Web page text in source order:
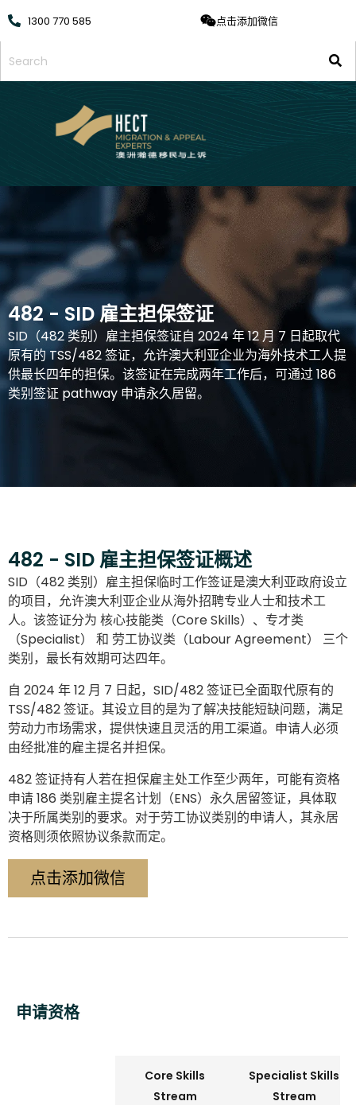
1300 770 585 点击添加微信
482 - SID 雇主担保签证
SID（482 类别）雇主担保签证自 2024 年 12 月 7 日起取代
原有的 TSS/482 签证，允许澳大利亚企业为海外技术工人提
供最长四年的担保。该签证在完成两年工作后，可通过 186
类别签证 pathway 申请永久居留。
482 - SID 雇主担保签证概述
SID（482 类别）雇主担保临时工作签证是澳大利亚政府设立
的项目，允许澳大利亚企业从海外招聘专业人士和技术工
人。该签证分为 核心技能类（Core Skills） 、 专才类
（Specialist）
和 劳工协议类（Labour Agreement）
三个
类别，最长有效期可达四年。
自 2024 年 12 月 7 日起，SID/482 签证已全面取代原有的
TSS/482 签证。其设立目的是为了解决技能短缺问题，满足
劳动力市场需求，提供快速且灵活的用工渠道。申请人必须
由经批准的雇主提名并担保。
482 签证持有人若在担保雇主处工作至少两年，可能有资格
申请 186 类别雇主提名计划（ENS）永久居留签证，具体取
决于所属类别的要求。对于劳工协议类别的申请人，其永居
资格则须依照协议条款而定。
点击添加微信
申请资格
Core Skills
Stream
Specialist Skills
Stream